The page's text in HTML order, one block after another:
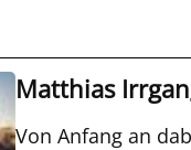
Matthias
Von Anfang an